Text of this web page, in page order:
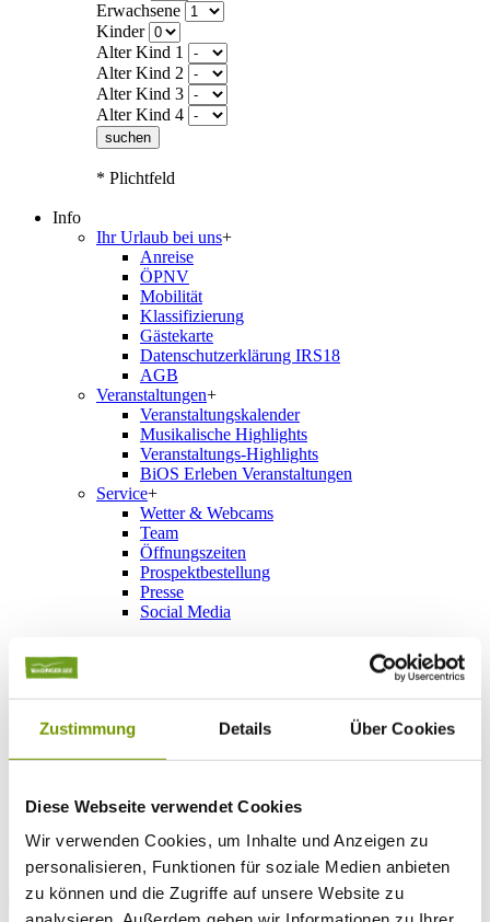
Zustimmung Details Über Cookies
Diese Webseite verwendet Cookies
Wir verwenden Cookies, um Inhalte und Anzeigen zu
personalisieren, Funktionen für soziale Medien anbieten
zu können und die Zugriffe auf unsere Website zu
Erwachsene
Kinder
Alter Kind 1
Alter Kind 2
Alter Kind 3
Alter Kind 4
suchen
* Plichtfeld
Info
Ihr Urlaub bei uns+
Anreise
ÖPNV
Mobilität
Klassifizierung
Gästekarte
Datenschutzerklärung IRS18
AGB
Veranstaltungen+
Veranstaltungskalender
Musikalische Highlights
Veranstaltungs-Highlights
BiOS Erleben Veranstaltungen
Service+
Wetter & Webcams
Team
Öffnungszeiten
Prospektbestellung
Presse
Social Media
Anreise*
Alter Kind 1
Alter Kind 2
Alter Kind 4
suchen